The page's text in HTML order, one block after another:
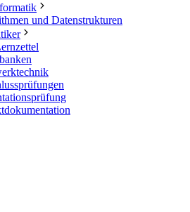
und Datenstrukturen